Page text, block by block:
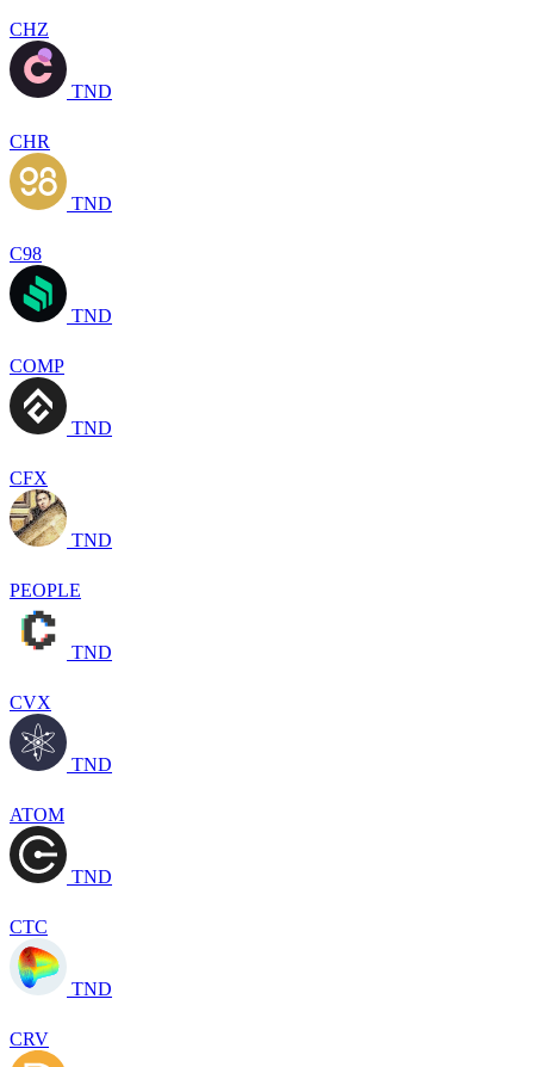
CHZ
TND
CHR
TND
C98
TND
COMP
TND
CFX
TND
PEOPLE
TND
CVX
TND
ATOM
TND
CTC
TND
CRV